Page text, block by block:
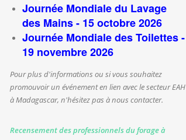
Journée Mondiale du Lavage
des Mains - 15 octobre 2026
Journée Mondiale des Toilettes -
19 novembre 2026
Pour plus d'informations ou si vous souhaitez
promouvoir un événement en lien avec le secteur EAH
à Madagascar, n'hésitez pas à nous contacter.
Recensement des professionnels du forage à